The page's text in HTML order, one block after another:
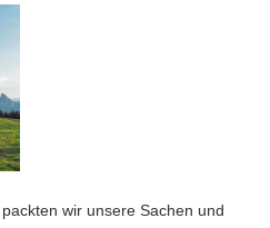
wir unsere Sachen und